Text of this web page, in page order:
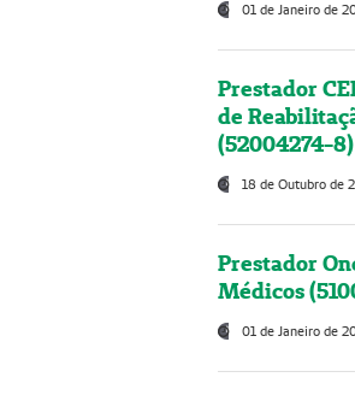
01 de Janeiro de
Prestador
de
(52004274-8)
18 de Outubro de
Prestador
Médicos
01 de Janeiro de